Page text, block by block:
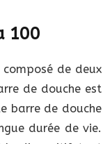
100
de deux
de douche est
barre de douche
durée de vie.